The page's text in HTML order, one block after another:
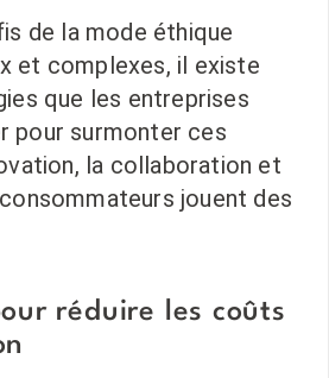
de la mode éthique
et complexes, il existe
que les entreprises
pour surmonter ces
la collaboration et
jouent des
réduire les coûts